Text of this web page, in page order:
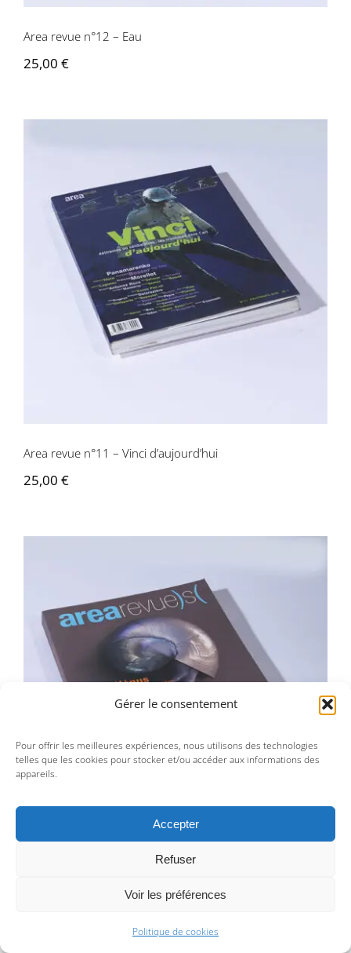
Gérer le consentement
Pour offrir les meilleures expériences, nous utilisons des technologies
telles que les cookies pour stocker et/ou accéder aux informations des
appareils.
Accepter
Refuser
Voir les préférences
Politique de cookies
Area revue n°12 – Eau
25,00 €
Area revue n°11 – Vinci d’aujourd’hui
Area revue n°11 – Vinci d’aujourd’hui
25,00 €
Area revue n°10 – Vénus,…